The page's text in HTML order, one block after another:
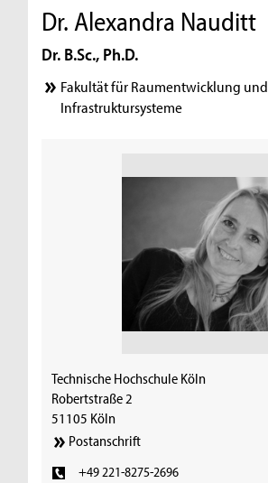
Dr. Alexandra Nauditt
Dr. B.Sc., Ph.D.
Fakultät für Raumentwicklung und
Infrastruktursysteme
Technische Hochschule Köln
Robertstraße 2
51105 Köln
Postanschrift
+49 221-8275-2696